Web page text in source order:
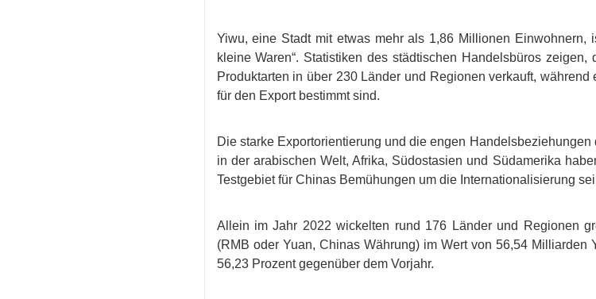
Yiwu, eine Stadt mit etwas mehr als 1,86 Millionen Einwohnern,
kleine Waren“. Statistiken des städtischen Handelsbüros
Produktarten in über 230 Länder und Regionen verkauft,
für den Export bestimmt sind.
Die starke Exportorientierung und die engen
in der arabischen Welt, Afrika, Südostasien und Südamerika
Testgebiet für Chinas Bemühungen um die Internationalisierung
Allein im Jahr 2022 wickelten rund 176 Länder und Regionen
(RMB oder Yuan, Chinas Währung) im Wert von 56,54
56,23 Prozent gegenüber dem Vorjahr.